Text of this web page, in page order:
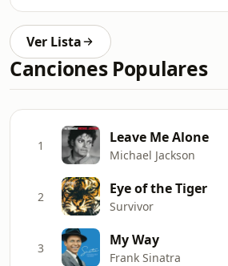
Ver Lista
Canciones Populares
1 Leave Me Alone
Michael Jackson
2 Eye of the Tiger
Survivor
3 My Way
Frank Sinatra